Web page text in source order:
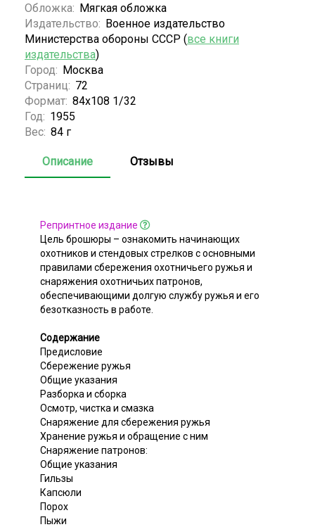
Обложка: Мягкая обложка
Издательство: Военное издательство
Министерства обороны СССР (все книги
издательства)
Город: Москва
Страниц: 72
Формат: 84х108 1/32
Год: 1955
Вес: 84 г
Описание Отзывы
Репринтное издание
Цель брошюры – ознакомить начинающих
охотников и стендовых стрелков с основными
правилами сбережения охотничьего ружья и
снаряжения охотничьих патронов,
обеспечивающими долгую службу ружья и его
безотказность в работе.
Содержание
Предисловие
Сбережение ружья
Общие указания
Разборка и сборка
Осмотр, чистка и смазка
Снаряжение для сбережения ружья
Хранение ружья и обращение с ним
Снаряжение патронов:
Общие указания
Гильзы
Капсюли
Порох
Пыжи